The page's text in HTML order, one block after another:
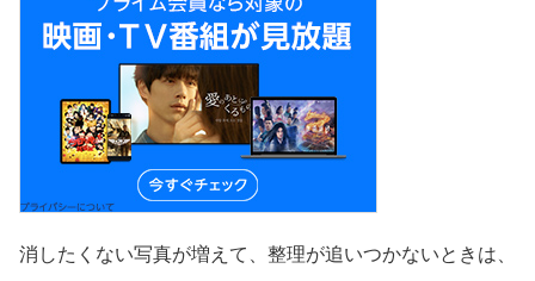
消したくない写真が増えて、整理が追いつかないときは、